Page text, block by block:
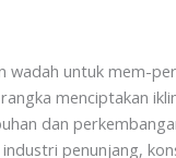
wadah untuk mem-
menciptakan
dan
penunjang,